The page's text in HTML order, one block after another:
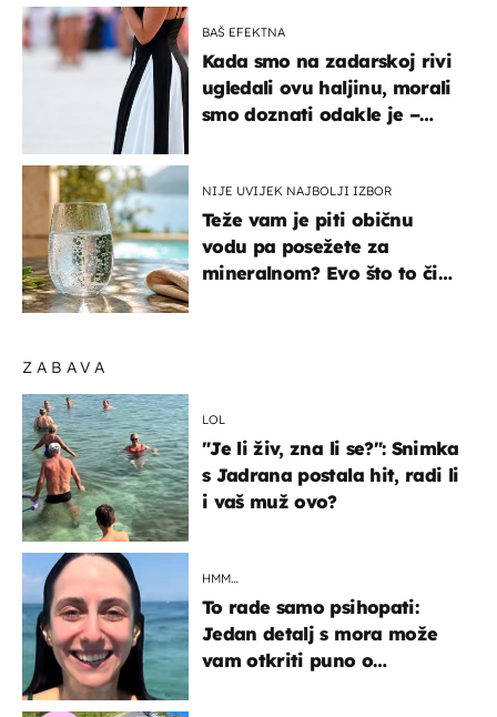
ZABAVA
LOL
"Je li živ, zna li se?": Snimka
s Jadrana postala hit, radi li
i vaš muž ovo?
HMM…
To rade samo psihopati:
Jedan detalj s mora može
vam otkriti puno o
BAŠ EFEKTNA
Kada smo na zadarskoj rivi
ugledali ovu haljinu, morali
smo doznati odakle je –
NIJE UVIJEK NAJBOLJI IZBOR
Teže vam je piti običnu
vodu pa posežete za
mineralnom? Evo što to čini